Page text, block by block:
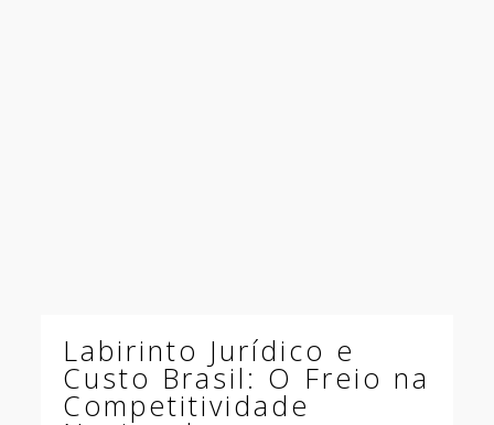
Labirinto Jurídico e
Custo Brasil: O Freio na
Competitividade